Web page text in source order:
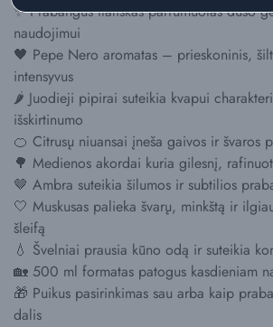
✨ Prabangus itališkas parfumuotas dušo
naudojimui
🖤 Pepe Nero aromatas – prieskoninis,
intensyvus
🌶️ Juodieji pipirai suteikia kvapui
išskirtinumo
🍊 Citrusų niuansai įneša gaivos ir švaros
🌳 Medienos akordai kuria gilesnį,
🤎 Ambra suteikia šilumos ir subtilios
🤍 Muskusas palieka švarų, minkštą ir
šleifą
💧 Švelniai prausia kūno odą ir suteikia
🏡 500 ml formatas patogus kasdieniam
🎁 Puikus pasirinkimas sau arba kaip
dalis